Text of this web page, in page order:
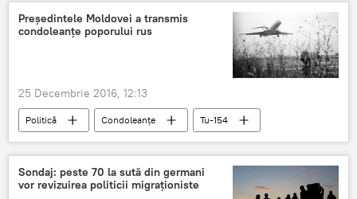
Președintele Moldovei a transmis
condoleanțe poporului rus
25 Decembrie 2016, 12:13
Politică Condoleanțe
Tu-154
Tragedie
Sondaj: peste 70 la sută din germani
vor revizuirea politicii migraționiste